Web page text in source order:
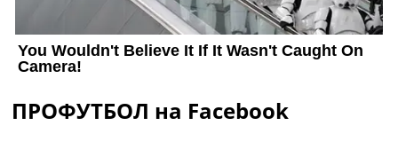
ПРОФУТБОЛ на Facebook